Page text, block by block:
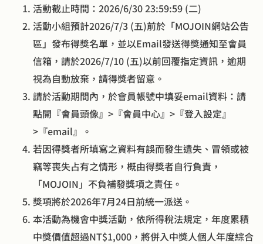
活動截止時間：2026/6/30 23:59:59 (二)
活動小組預計2026/7/3 (五)前於「MOJOIN網站公告
區」發布得獎名單，並以Email發送得獎通知至會員
信箱，請於2026/7/10 (五)以前回覆指定資訊，逾期
視為自動放棄，請得獎者留意。
請於活動期間內，於會員帳號中填妥email資料：請
點開『會員頭像』>『會員中心』>『登入設定』
>『email』。
若因得獎者所填寫之資料有誤而發生遺失、冒領或被
竊等喪失占有之情形，概由得獎者自行負責，
「MOJOIN」不負補發獎項之責任。
獎項將於2026年7月24日前統一派送。
本活動為機會中獎活動，依所得稅法規定，年度累積
中獎價值超過NT$1,000，將併入中獎人個人年度綜合